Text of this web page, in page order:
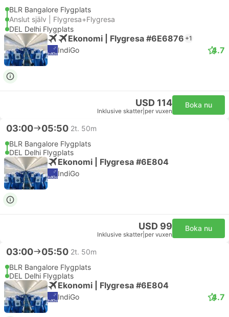
BLR Bangalore Flygplats
Anslut själv | Flygresa+Flygresa
DEL Delhi Flygplats
Ekonomi | Flygresa #6E6876 +1
IndiGo 4.7
USD 114
Inklusive skatter per vuxen
Boka nu
03:00 05:50 2t. 50m
BLR Bangalore Flygplats
DEL Delhi Flygplats
Ekonomi | Flygresa #6E804
IndiGo
USD 99
Inklusive skatter per vuxen
Boka nu
03:00 05:50 2t. 50m
BLR Bangalore Flygplats
DEL Delhi Flygplats
Ekonomi | Flygresa #6E804
IndiGo 4.7